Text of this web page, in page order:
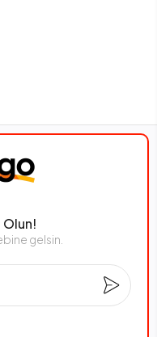
Olun!
gelsin.